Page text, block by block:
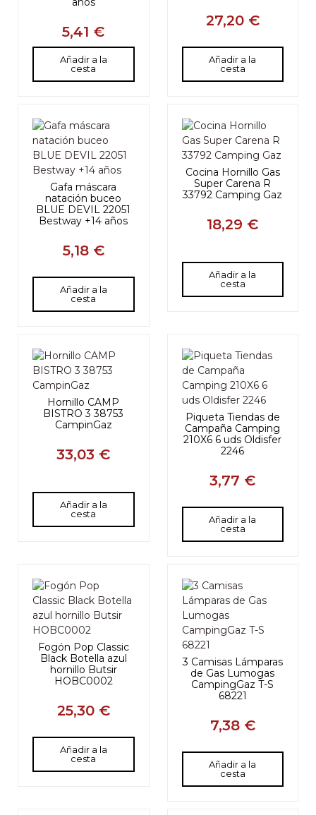
5,41 €
Añadir a la
cesta
27,20 €
Añadir a la
cesta
Gafa máscara
natación buceo
BLUE DEVIL 22051
Bestway +14 años
5,18 €
Añadir a la
cesta
Cocina Hornillo Gas
Super Carena R
33792 Camping Gaz
18,29 €
Añadir a la
cesta
Hornillo CAMP
BISTRO 3 38753
CampinGaz
33,03 €
Añadir a la
cesta
Piqueta Tiendas de
Campaña Camping
210X6 6 uds Oldisfer
2246
3,77 €
Añadir a la
cesta
Fogón Pop Classic
Black Botella azul
hornillo Butsir
HOBC0002
25,30 €
Añadir a la
cesta
3 Camisas Lámparas
de Gas Lumogas
CampingGaz T-S
68221
7,38 €
Añadir a la
cesta